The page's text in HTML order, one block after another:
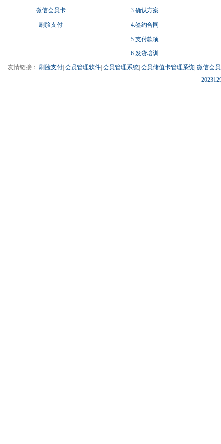
微信会员卡 3.确认方案
刷脸支付 4.签约合同
5.支付款项
6.发货培训
友情链接： 刷脸支付 会员管理软件 会员管理系统 会员储值卡管理系统 微信会